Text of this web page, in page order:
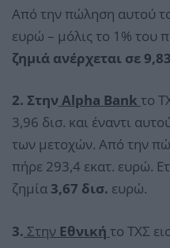
Από την πώληση αυτού
ευρώ – μόλις το 1% του
ζημιά ανέρχεται σε
2. Στην Alpha Βank το
3,96 δισ. και έναντι
των μετοχών. Από την
πήρε 293,4 εκατ. ευρώ.
ζημία 3,67 δισ. ευρώ.
3. Στην Εθνική το ΤΧΣ